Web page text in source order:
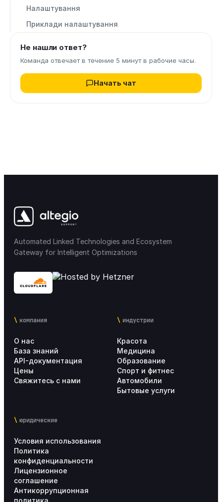
Налаштування
Приклади налаштування
Не нашли ответ?
Команда отвечает в течение 5 минут в рабочие часы.
Начать чат
Automated Linked Technologies and Ecosystem
Gateway for Intelligent Optimizations
компания
О нас
База знаний
API-документация
Цены
Свяжитесь с нами
индустрии
Красота
Медицина
Образование
Спорт и фитнес
Автомобили
Бытовые услуги
юридические
Условия использования
Политика
конфиденциальности
Лицензионное
соглашение
Антикоррупционная